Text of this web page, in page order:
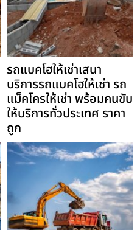
รถแบคโฮให้เช่าเสนา
บริการรถแบคโฮให้เช่า รถ
แม็คโครให้เช่า พร้อมคนขับ
ให้บริการทั่วประเทศ ราคา
ถูก